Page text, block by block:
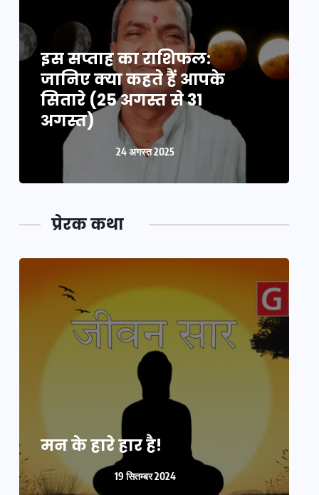
इस सप्ताह का राशिफल:
जानिए क्या कहते हैं आपके
सितारे (25 अगस्त से 31
अगस्त)
24 अगस्त 2025
प्रेरक कथा
मन के हारे हार है!
19 सितम्बर 2024